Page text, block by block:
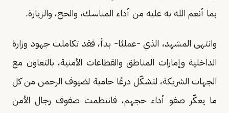
بما أنعم الله به عليه من أداء المناسك، والحج، والزيارة.
وانتهى المشهد، الذي -عمليًا- بدأ، فقد تكاملت جهود وزارة
الداخلية وإمارات المناطق والقطاعات الأمنية، بالتعاون مع
الجهات الشريكة، لتشكّل درعًا حامية لضيوف الرحمن من كل
ما يعكّر صفو أداء حجهم، فانتظمت صفوف رجال الأمن